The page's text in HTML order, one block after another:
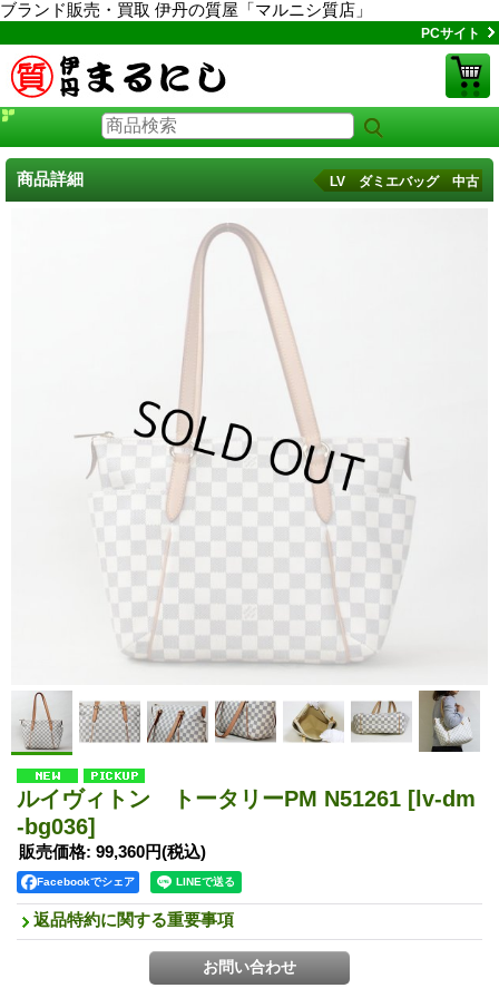
ブランド販売・買取 伊丹の質屋「マルニシ質店」
PCサイト
商品詳細 LV ダミエバッグ 中古
ルイヴィトン トータリーPM N51261 [lv-dm
-bg036]
販売価格: 99,360円(税込)
Facebookでシェア
返品特約に関する重要事項